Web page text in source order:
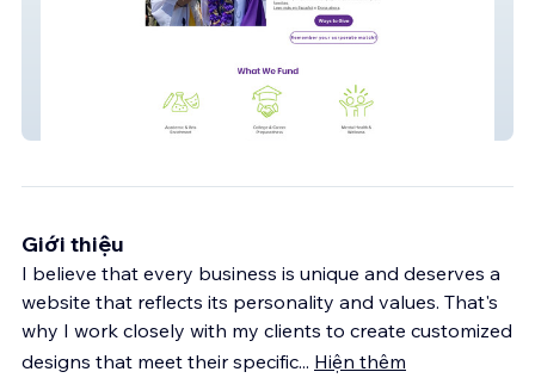
Giới thiệu
I believe that every business is unique and deserves a
website that reflects its personality and values. That's
why I work closely with my clients to create customized
designs that meet their specific... Hiện thêm